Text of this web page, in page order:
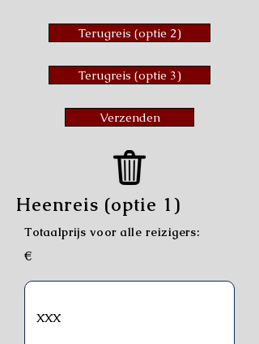
Terugreis (optie 2)
Terugreis (optie 3)
Verzenden
Heenreis (optie 1)
Totaalprijs voor alle reizigers:
€